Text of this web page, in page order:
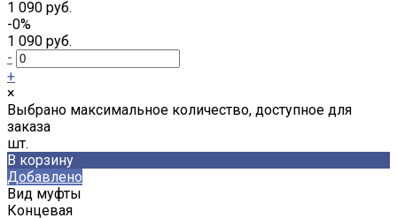
1 090 руб.
-0%
1 090 руб.
-
+
×
Выбрано максимальное количество, доступное для
заказа
шт.
В корзину
Добавлено
Вид муфты
Концевая